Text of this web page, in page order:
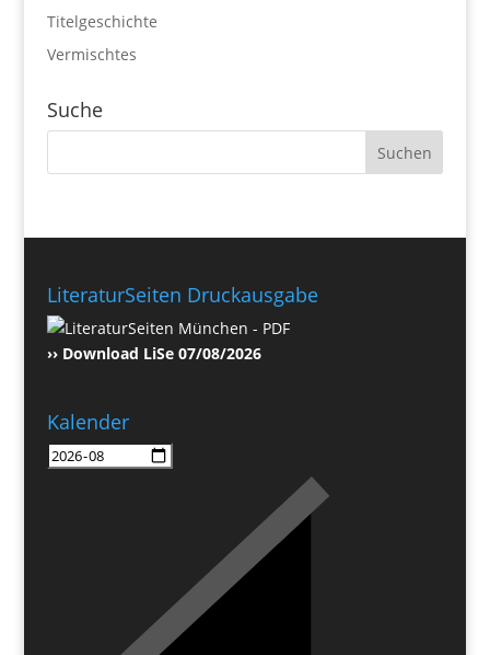
Titelgeschichte
Vermischtes
Suche
LiteraturSeiten Druckausgabe
›› Download LiSe 07/08/2026
Kalender